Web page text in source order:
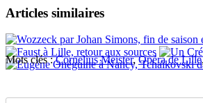
Articles similaires
Mots clés :Cornelius Meister,Opéra de Lille